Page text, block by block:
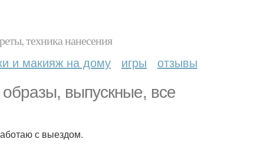
техника нанесения
и макияж на дому игры отзывы
выпускные, все
с выездом.